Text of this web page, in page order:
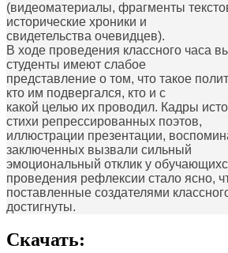
(видеоматериалы, фрагменты
исторические хроники и
свидетельства очевидцев).
В ходе проведения классного часа
студенты имеют слабое
представление о том, что такое
кто им подвергался, кто и с
какой целью их проводил. Кадры
стихи репрессированных поэтов,
иллюстрации презентации,
заключенных вызвали сильный
эмоциональный отклик у
проведения рефлексии стало ясно,
поставленные создателями
достигнуты.
Скачать: